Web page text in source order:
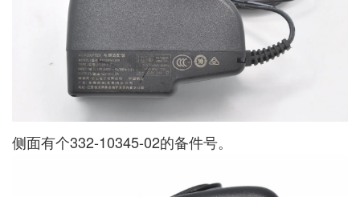
侧面有个332-10345-02的备件号。